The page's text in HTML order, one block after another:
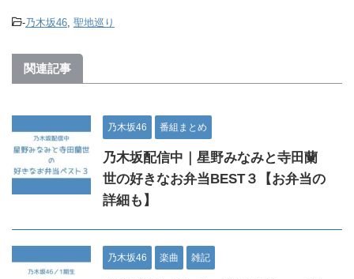
-乃木坂46 聖地巡り
関連記事
乃木坂46 番組まとめ
乃木坂配信中｜星野みなみと寺田蘭
世の好きなお弁当BEST３【お弁当の
詳細も】
乃木坂46 楽曲 雑記